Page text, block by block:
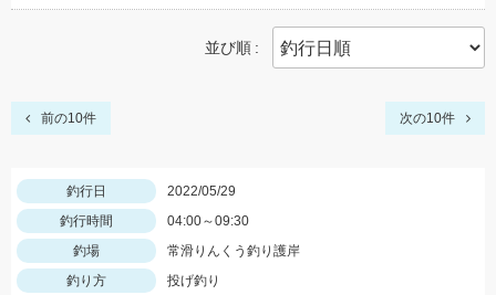
並び順
前の10件 次の10件
釣行日
2022/05/29
釣行時間
04:00～09:30
釣場
常滑りんくう釣り護岸
釣り方
投げ釣り